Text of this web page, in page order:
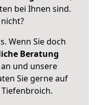
bei Ihnen sind.
Wenn Sie doch
Beratung
und unsere
Sie gerne auf